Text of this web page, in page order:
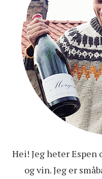
Hei! Jeg heter
og vin. Jeg er